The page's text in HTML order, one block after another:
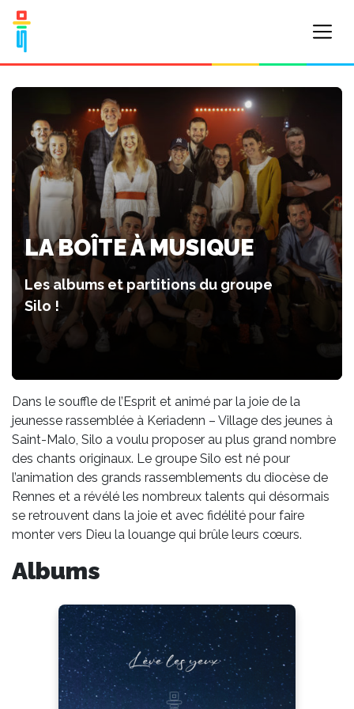
LA BOÎTE À MUSIQUE
Les albums et partitions du groupe
Silo !
Dans le souffle de l’Esprit et animé par la joie de la
jeunesse rassemblée à Keriadenn – Village des jeunes à
Saint-Malo, Silo a voulu proposer au plus grand nombre
des chants originaux. Le groupe Silo est né pour
l’animation des grands rassemblements du diocèse de
Rennes et a révélé les nombreux talents qui désormais
se retrouvent dans la joie et avec fidélité pour faire
monter vers Dieu la louange qui brûle leurs cœurs.
Albums